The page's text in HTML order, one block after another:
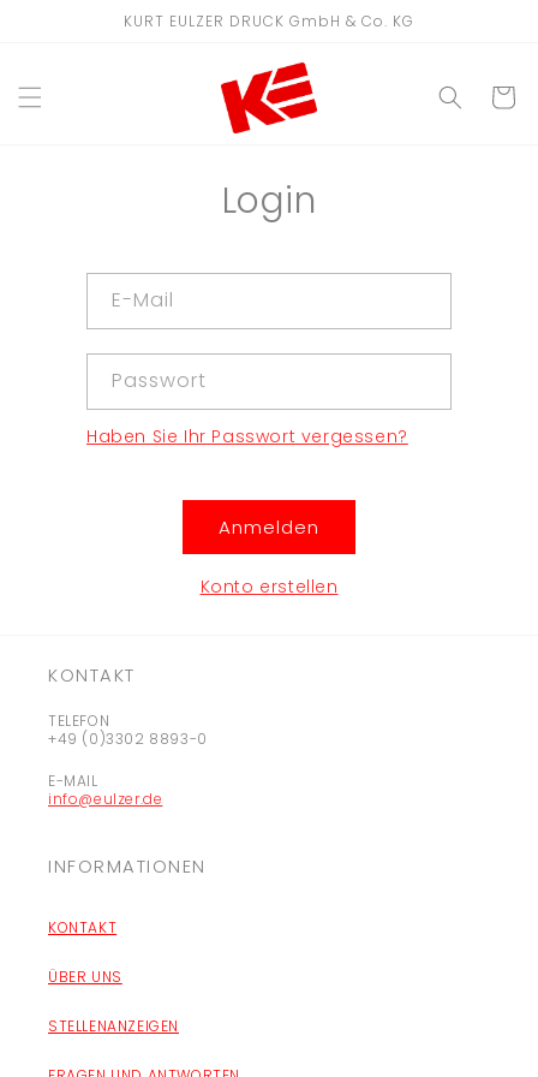
KURT EULZER DRUCK GmbH & Co. KG
Login
E-Mail
Passwort
Haben Sie Ihr Passwort vergessen?
Anmelden
Konto erstellen
KONTAKT
TELEFON
+49 (0)3302 8893-0
E-MAIL
info@eulzer.de
INFORMATIONEN
KONTAKT
ÜBER UNS
STELLENANZEIGEN